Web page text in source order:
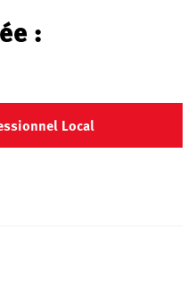
:
Local